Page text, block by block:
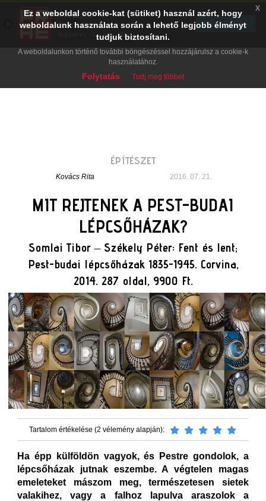
ÉPÍTÉSZET
Kovács Rita 2016. 07. 21.
MIT REJTENEK A PEST-BUDAI
LÉPCSŐHÁZAK?
Somlai Tibor – Székely Péter: Fent és lent;
Pest-budai lépcsőházak 1835-1945. Corvina,
2014. 287 oldal, 9900 Ft.
Tartalom értékelése (2 vélemény alapján):
Ha épp külföldön vagyok, és Pestre gondolok, a
lépcsőházak jutnak eszembe. A végtelen magas
emeleteket mászom meg, természetesen sietek
valakihez, vagy a falhoz lapulva araszolok a
Ez a weboldal cookie-kat (sütiket) használ azért, hogy
weboldalunk használata során a lehető legjobb élményt
tudjuk biztosítani.
A weboldalunkon történő további böngészéssel hozzájárulsz a cookie-k
használatához.
Folytatás Tudj meg többet
x
PRAE.HU
Digital Evolution
Ingyenes - Google Play
TELEPÍTÉS